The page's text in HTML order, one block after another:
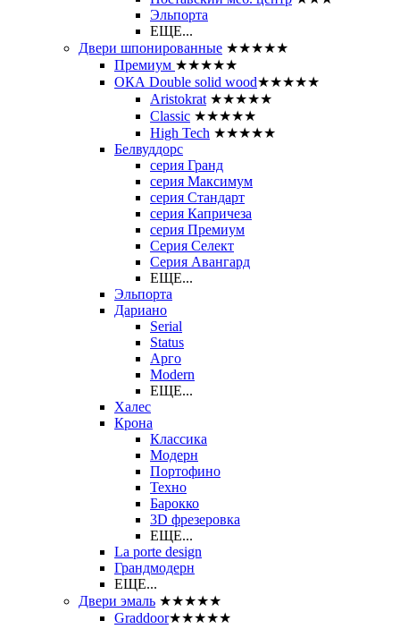
Эльпорта
ЕЩЕ...
Двери шпонированные ★★★★★
Премиум ★★★★★
ОКА Double solid wood★★★★★
Aristokrat ★★★★★
Classic ★★★★★
High Tech ★★★★★
Белвуддорс
серия Гранд
серия Максимум
серия Стандарт
серия Капричеза
серия Премиум
Серия Селект
Серия Авангард
ЕЩЕ...
Эльпорта
Дариано
Serial
Status
Арго
Modern
ЕЩЕ...
Халес
Крона
Классика
Модерн
Портофино
Техно
Барокко
3D фрезеровка
ЕЩЕ...
La porte design
Грандмодерн
ЕЩЕ...
Двери эмаль ★★★★★
Graddoor★★★★★